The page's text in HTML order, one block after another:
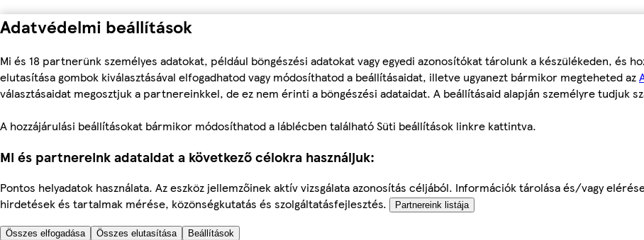
Adatvédelmi beállítások
Mi és 18 partnerünk személyes adatokat, például böngészési adatokat vagy egyedi azonosítókat tárolunk a készülékeden, és
elutasítása gombok kiválasztásával elfogadhatod vagy módosíthatod a beállításaidat, illetve ugyanezt bármikor megteheted az
választásaidat megosztjuk a partnereinkkel, de ez nem érinti a böngészési adataidat. A beállításaid alapján személyre tudjuk
A hozzájárulási beállításokat bármikor módosíthatod a láblécben található Süti beállítások linkre kattintva.
Mi és partnereink adataidat a következő célokra használjuk:
Pontos helyadatok használata. Az eszköz jellemzőinek aktív vizsgálata azonosítás céljából. Információk tárolása és/vagy
hirdetések és tartalmak mérése, közönségkutatás és szolgáltatásfejlesztés.
Partnereink listája
Összes elfogadása Összes elutasítása Beállítások